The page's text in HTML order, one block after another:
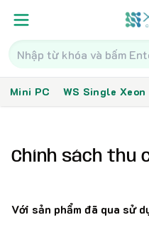
Mini PC WS Single Xeon
Chính sách thu
Với sản phẩm đã qua sử